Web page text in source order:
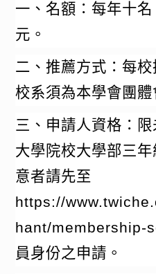
一、名額：每年十
元。
二、推薦方式：每
校系須為本學會團體
三、申請人資格：
大學院校大學部三年
意者請先至
https://
hant/membership-
員身份之申請。